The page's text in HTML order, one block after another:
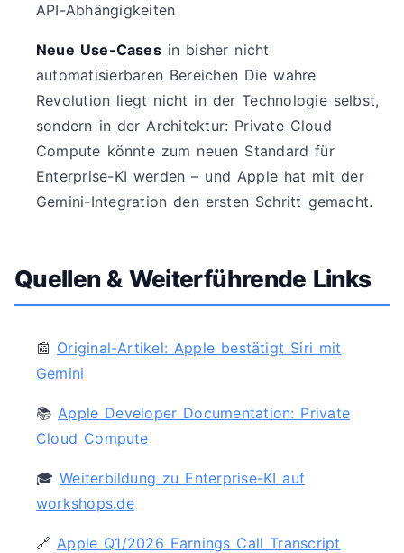
API-Abhängigkeiten
Neue Use-Casesin bisher nicht
automatisierbaren Bereichen Die wahre
Revolution liegt nicht in der Technologie selbst,
sondern in der Architektur: Private Cloud
Compute könnte zum neuen Standard für
Enterprise-KI werden – und Apple hat mit der
Gemini-Integration den ersten Schritt gemacht.
Quellen & Weiterführende Links
📰 Original-Artikel: Apple bestätigt Siri mit
Gemini
📚Apple Developer Documentation: Private
Cloud Compute
🎓Weiterbildung zu Enterprise-KI auf
workshops.de
🔗Apple Q1/2026 Earnings Call Transcript